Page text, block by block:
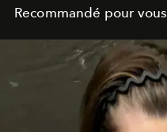
Recommandé pour vous